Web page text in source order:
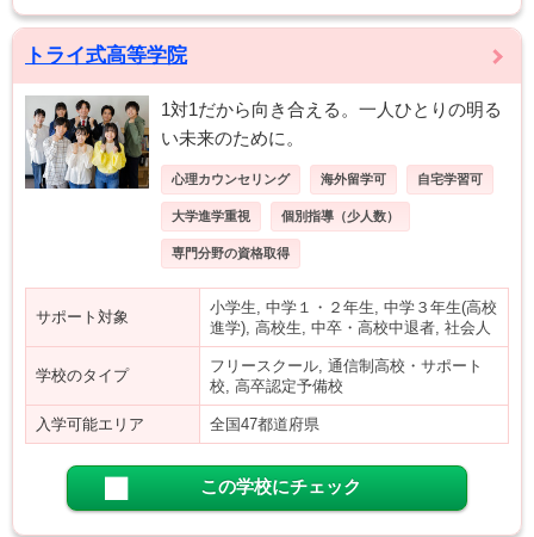
トライ式高等学院
1対1だから向き合える。一人ひとりの明る
い未来のために。
心理カウンセリング 海外留学可 自宅学習可
大学進学重視 個別指導（少人数）
専門分野の資格取得
サポート対象
小学生, 中学１・２年生, 中学３年生(高校
進学), 高校生, 中卒・高校中退者, 社会人
学校のタイプ
フリースクール, 通信制高校・サポート
校, 高卒認定予備校
入学可能エリア 全国47都道府県
この学校にチェック